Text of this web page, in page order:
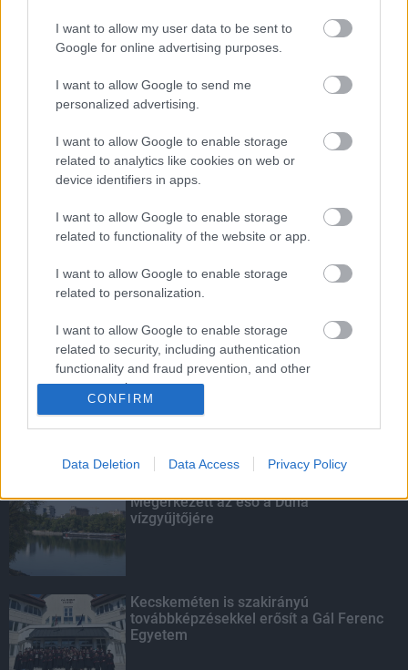
I want to allow my user data to be sent to
Google for online advertising purposes.
I want to allow Google to send me
personalized advertising.
I want to allow Google to enable storage
related to analytics like cookies on web or
device identifiers in apps.
I want to allow Google to enable storage
related to functionality of the website or app.
I want to allow Google to enable storage
related to personalization.
I want to allow Google to enable storage
related to security, including authentication
functionality and fraud prevention, and other
user protection.
CONFIRM
Data Deletion Data Access Privacy Policy
HIRDETÉS
LEGOLVASOTTABB
Energiatakarékosság: estétől
a paksi második blokk 3-as turbinája is
termelni fog
Nem az üres, hanem az okosan működő
Energiaválság: az éjszakai fordulat
bizakodásra ad okot
KIEMELT
Megérkezett az eső a Duna
vízgyűjtőjére
Kecskeméten is szakirányú
továbbképzésekkel erősít a Gál Ferenc
Egyetem